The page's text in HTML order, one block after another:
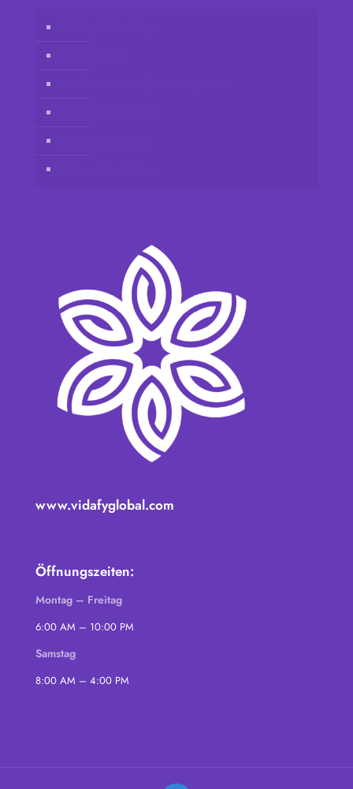
www.vidafyglobal.com
Öffnungszeiten:
Montag – Freitag
6:00 AM – 10:00 PM
Samstag
8:00 AM – 4:00 PM